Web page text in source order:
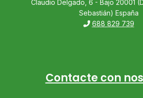
Claudio Delgado, 6 - Bajo 20001
Sebastián) España
688 829 739
Contacte con